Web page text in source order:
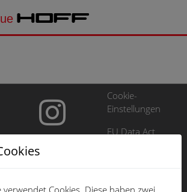
HOFF
Cookie-
Einstellungen
EU Data Act
verwendet Cookies. Diese haben zwei